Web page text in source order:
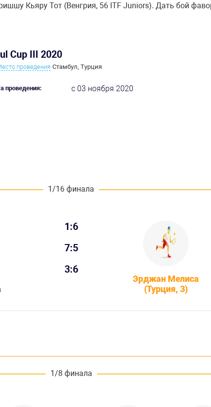
Кьяру Тот (Венгрия, 56 ITF Juniors). Дать бой
Cup III 2020
проведения Стамбул, Турция
проведения: с 03 ноября 2020
1/16 финала
1:6
7:5
3:6
Эрджан Мелиса
(Турция, 3)
1/8 финала